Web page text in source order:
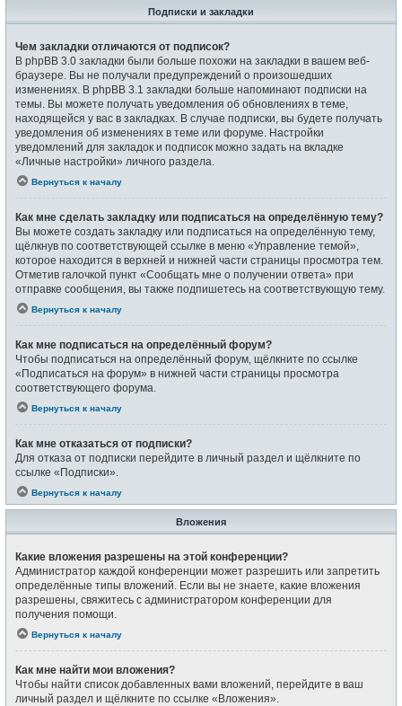
Подписки и закладки
Чем закладки отличаются от подписок?
В phpBB 3.0 закладки были больше похожи на закладки в вашем веб-
браузере. Вы не получали предупреждений о произошедших
изменениях. В phpBB 3.1 закладки больше напоминают подписки на
темы. Вы можете получать уведомления об обновлениях в теме,
находящейся у вас в закладках. В случае подписки, вы будете получать
уведомления об изменениях в теме или форуме. Настройки
уведомлений для закладок и подписок можно задать на вкладке
«Личные настройки» личного раздела.
Вернуться к началу
Как мне сделать закладку или подписаться на определённую тему?
Вы можете создать закладку или подписаться на определённую тему,
щёлкнув по соответствующей ссылке в меню «Управление темой»,
которое находится в верхней и нижней части страницы просмотра тем.
Отметив галочкой пункт «Сообщать мне о получении ответа» при
отправке сообщения, вы также подпишетесь на соответствующую тему.
Вернуться к началу
Как мне подписаться на определённый форум?
Чтобы подписаться на определённый форум, щёлкните по ссылке
«Подписаться на форум» в нижней части страницы просмотра
соответствующего форума.
Вернуться к началу
Как мне отказаться от подписки?
Для отказа от подписки перейдите в личный раздел и щёлкните по
ссылке «Подписки».
Вернуться к началу
Вложения
Какие вложения разрешены на этой конференции?
Администратор каждой конференции может разрешить или запретить
определённые типы вложений. Если вы не знаете, какие вложения
разрешены, свяжитесь с администратором конференции для
получения помощи.
Вернуться к началу
Как мне найти мои вложения?
Чтобы найти список добавленных вами вложений, перейдите в ваш
личный раздел и щёлкните по ссылке «Вложения».